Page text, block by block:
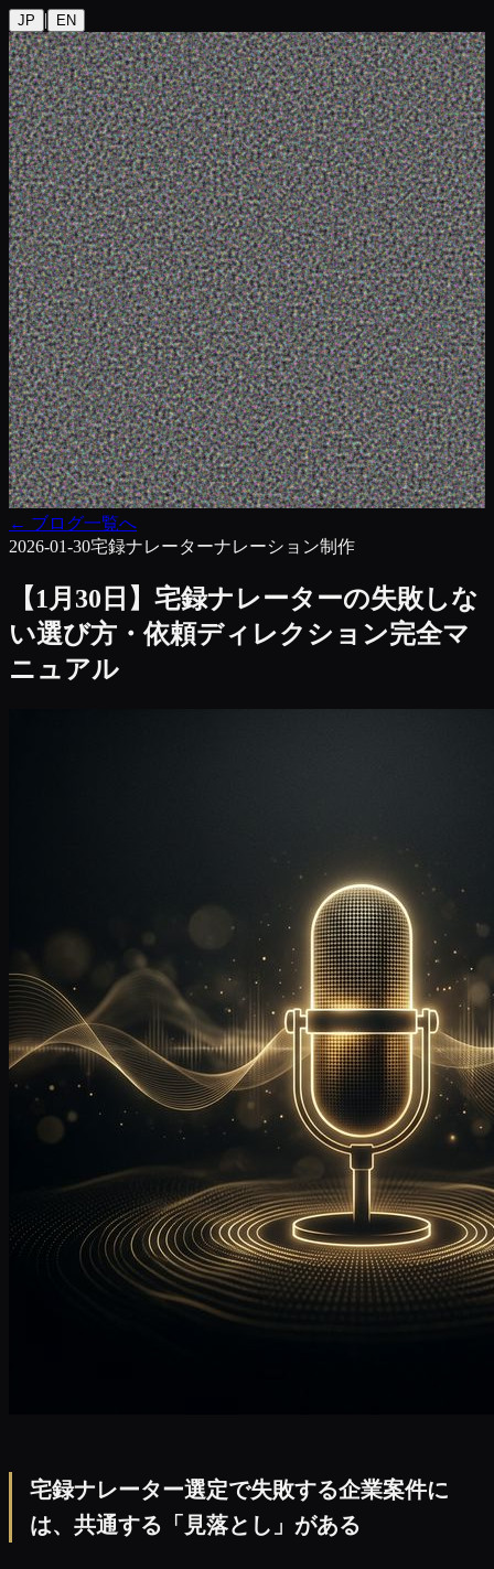
JP | EN
← ブログ一覧へ
2026-01-30宅録ナレーターナレーション制作
【1月30日】宅録ナレーターの失敗しな
い選び方・依頼ディレクション完全マ
ニュアル
宅録ナレーター選定で失敗する企業案件に
は、共通する「見落とし」がある